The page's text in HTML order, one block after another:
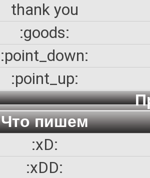
thank you
:goods:
:point_down:
:point_up:
Что пишем
:xD:
:xDD: